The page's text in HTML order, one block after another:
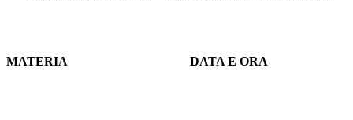
MATERIA DATA E ORA